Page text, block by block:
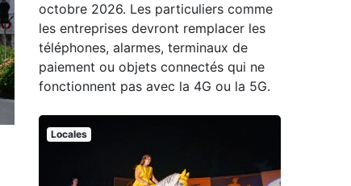
octobre 2026. Les particuliers comme
les entreprises devront remplacer les
téléphones, alarmes, terminaux de
paiement ou objets connectés qui ne
fonctionnent pas avec la 4G ou la 5G.
Locales